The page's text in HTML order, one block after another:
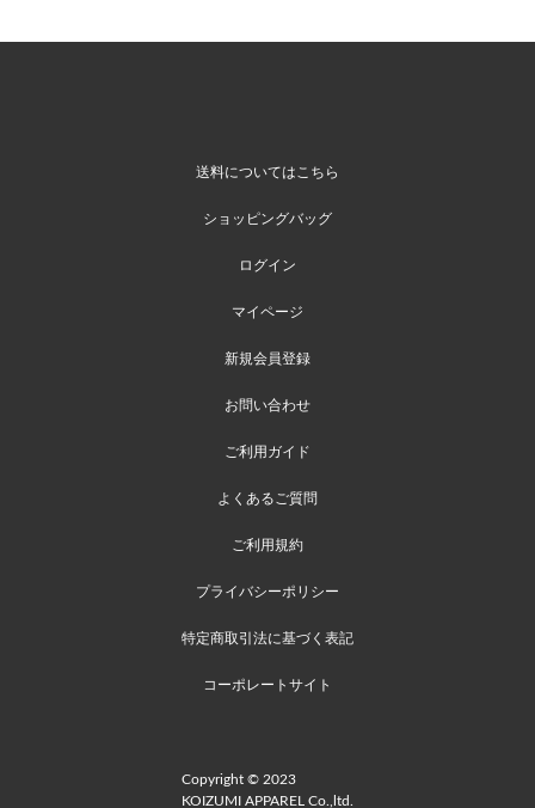
送料についてはこちら
ショッピングバッグ
ログイン
マイページ
新規会員登録
お問い合わせ
ご利用ガイド
よくあるご質問
ご利用規約
プライバシーポリシー
特定商取引法に基づく表記
コーポレートサイト
Copyright © 2023
KOIZUMI APPAREL Co.,ltd.